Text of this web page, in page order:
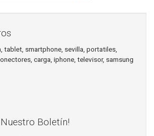
tablet, smartphone, sevilla, portatiles,
carga, iphone, televisor, samsung
Boletín!